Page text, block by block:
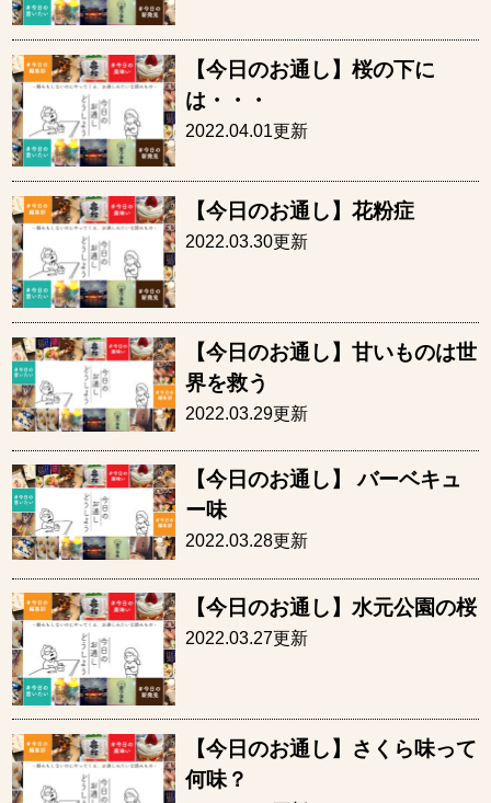
【今日のお通し】桜の下に
は・・・
2022.04.01更新
【今日のお通し】花粉症
2022.03.30更新
【今日のお通し】甘いものは世
界を救う
2022.03.29更新
【今日のお通し】 バーベキュ
ー味
2022.03.28更新
【今日のお通し】水元公園の桜
2022.03.27更新
【今日のお通し】さくら味って
何味？